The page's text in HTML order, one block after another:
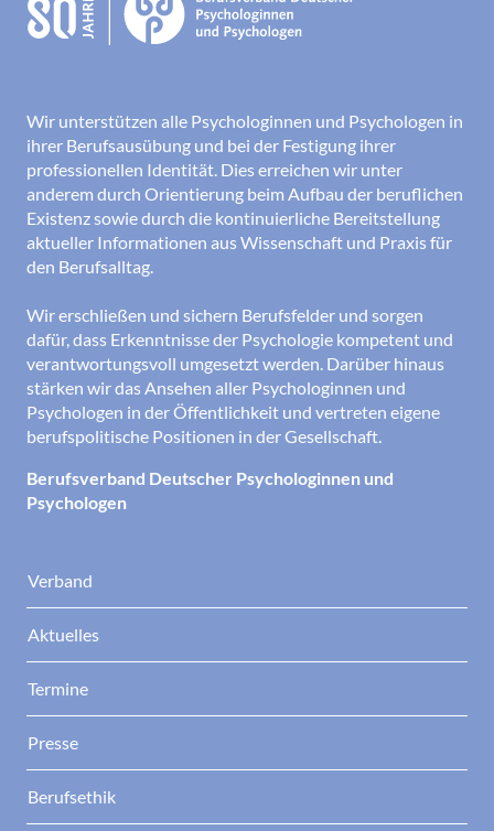
Wir unterstützen alle Psychologinnen und Psychologen in
ihrer Berufsausübung und bei der Festigung ihrer
professionellen Identität. Dies erreichen wir unter
anderem durch Orientierung beim Aufbau der beruflichen
Existenz sowie durch die kontinuierliche Bereitstellung
aktueller Informationen aus Wissenschaft und Praxis für
den Berufsalltag.
Wir erschließen und sichern Berufsfelder und sorgen
dafür, dass Erkenntnisse der Psychologie kompetent und
verantwortungsvoll umgesetzt werden. Darüber hinaus
stärken wir das Ansehen aller Psychologinnen und
Psychologen in der Öffentlichkeit und vertreten eigene
berufspolitische Positionen in der Gesellschaft.
Berufsverband Deutscher Psychologinnen und
Psychologen
Verband
Aktuelles
Termine
Presse
Berufsethik